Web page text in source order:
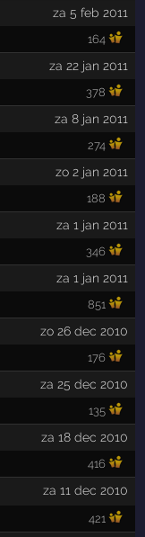
za 5 feb 2011
164
za 22 jan 2011
378
za 8 jan 2011
274
zo 2 jan 2011
188
za 1 jan 2011
346
za 1 jan 2011
851
zo 26 dec 2010
176
za 25 dec 2010
135
za 18 dec 2010
416
za 11 dec 2010
421